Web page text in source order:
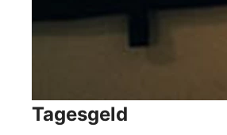
Tagesgeld